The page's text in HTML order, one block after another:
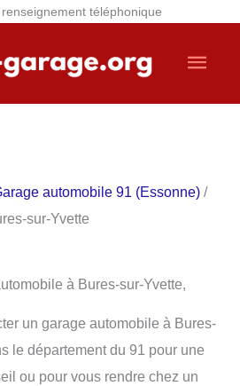
téléphonique
automobile 91 (Essonne) /
sur-Yvette
à Bures-sur-Yvette,
un garage automobile à Bures-
le département du 91 pour une
ou pour vous rendre chez un